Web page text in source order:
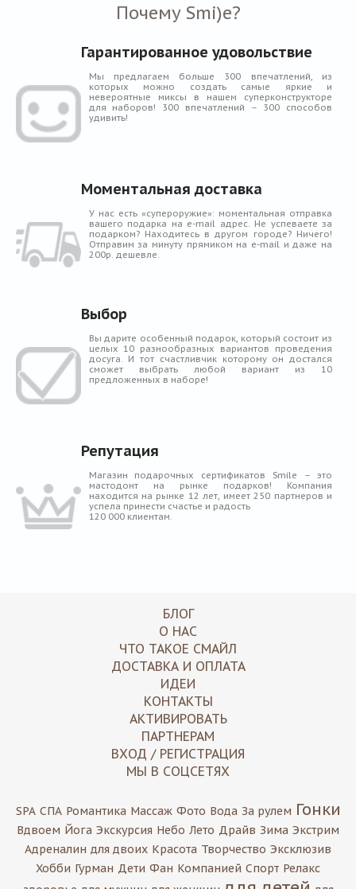
Почему Smi)e?
Гарантированное удовольствие
Мы предлагаем больше 300 впечатлений, из
которых можно создать самые яркие и
невероятные миксы в нашем суперконструкторе
для наборов! 300 впечатлений – 300 способов
удивить!
Моментальная доставка
У нас есть «супероружие»: моментальная отправка
вашего подарка на e-mail адрес. Не успеваете за
подарком? Находитесь в другом городе? Ничего!
Отправим за минуту прямиком на e-mail и даже на
200р. дешевле.
Выбор
Вы дарите особенный подарок, который состоит из
целых 10 разнообразных вариантов проведения
досуга. И тот счастливчик которому он достался
сможет выбрать любой вариант из 10
предложенных в наборе!
Репутация
Магазин подарочных сертификатов Smile – это
мастодонт на рынке подарков! Компания
находится на рынке 12 лет, имеет 250 партнеров и
успела принести счастье и радость
120 000 клиентам.
БЛОГ
О НАС
ЧТО ТАКОЕ СМАЙЛ
ДОСТАВКА И ОПЛАТА
ИДЕИ
КОНТАКТЫ
АКТИВИРОВАТЬ
ПАРТНЕРАМ
ВХОД / РЕГИСТРАЦИЯ
МЫ В СОЦСЕТЯХ
SPA СПА Романтика Массаж Фото Вода За рулем Гонки
Вдвоем Йога Экскурсия Небо Лето Драйв Зима Экстрим
Адреналин для двоих Красота Творчество Эксклюзив
Хобби Гурман Дети Фан Компанией Спорт Релакс